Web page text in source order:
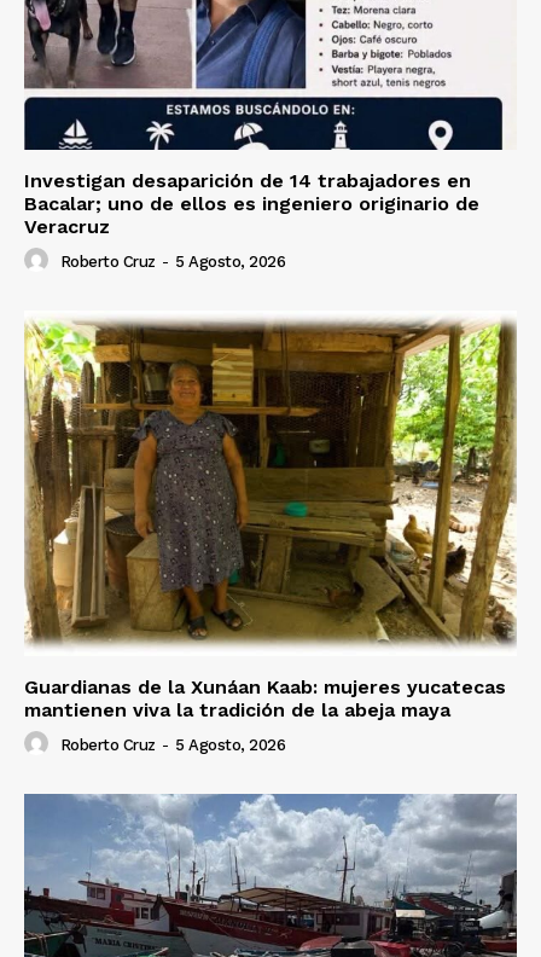
Investigan desaparición de 14 trabajadores en
Bacalar; uno de ellos es ingeniero originario de
Veracruz
Roberto Cruz - 5 Agosto, 2026
Guardianas de la Xunáan Kaab: mujeres yucatecas
mantienen viva la tradición de la abeja maya
Roberto Cruz - 5 Agosto, 2026